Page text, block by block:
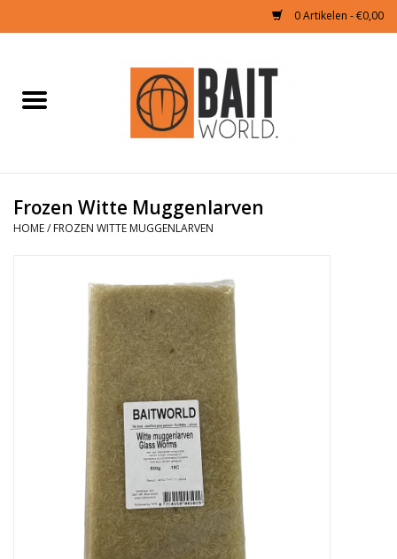
0 Artikelen - €0,00
Boilies & Additieven
Summer Deals
Frozen Witte Muggenlarven
HOME/ FROZEN WITTE MUGGENLARVEN